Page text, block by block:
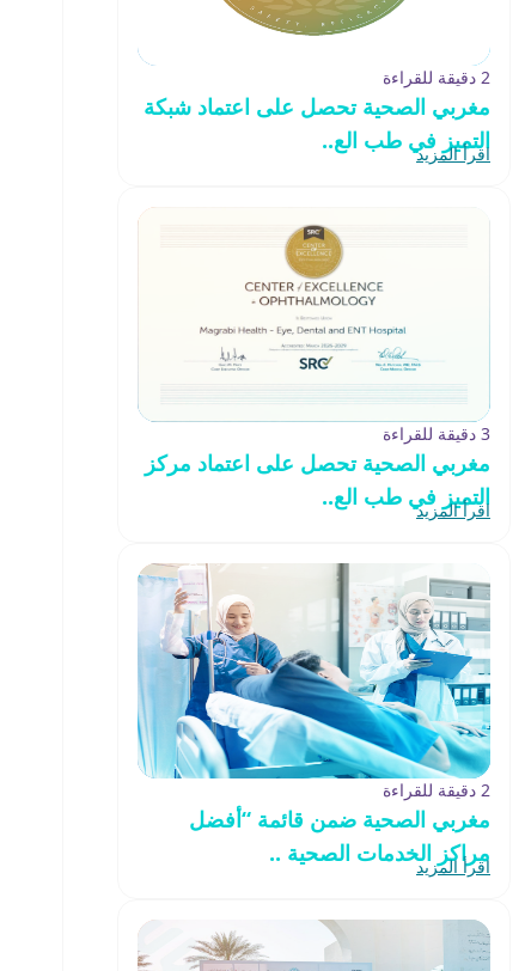
2 دقيقة للقراءة
مغربي الصحية تحصل على اعتماد شبكة
التميز في طب الع..
اقرأ المزيد
3 دقيقة للقراءة
مغربي الصحية تحصل على اعتماد مركز
التميز في طب الع..
اقرأ المزيد
2 دقيقة للقراءة
مغربي الصحية ضمن قائمة “أفضل
مراكز الخدمات الصحية ..
اقرأ المزيد